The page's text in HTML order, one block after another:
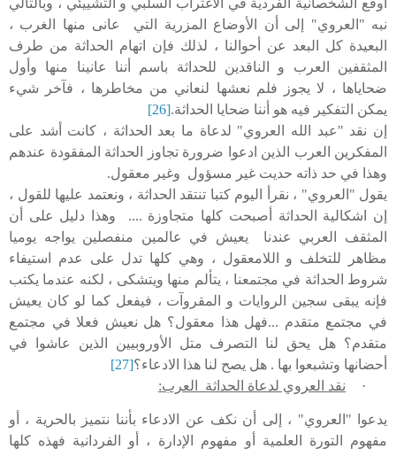
أوقع الشخصانية الفردية في الاغتراب السلبي و التشييئي ، وبالتالي
نبه "العروي" إلى أن الأوضاع المزرية التي عانى منها الغرب ،
البعيدة كل البعد عن أحوالنا ، لذلك فإن اتهام الحداثة من طرف
المثقفين العرب و الناقدين للحداثة باسم أننا عانينا منها وأول
ضحاياها ، لا يجوز فلم نعشها لنعاني من مخاطرها ، فآخر شيء
يمكن التفكير فيه هو أننا ضحايا الحداثة.[26]
إن نقد "عبد الله العروي" لدعاة ما بعد الحداثة ، كانت أشد على
المفكرين العرب الذين ادعوا ضرورة تجاوز الحداثة المفقودة عندهم
وهذا في حد ذاته حديت غير مسؤول وغير معقول.
يقول "العروي" ، نقرأ اليوم كتبا تنتقد الحداثة ، ونعتمد عليها للقول ،
إن اشكالية الحداثة أصبحت كلها متجاوزة .... وهذا دليل على أن
المثقف العربي عندنا يعيش في عالمين منفصلين يواجه يوميا
مظاهر للتخلف و اللامعقول ، وهي كلها تدل على عدم استيفاء
شروط الحداثة في مجتمعنا ، يتألم منها ويتشكى ، لكنه عندما يكتب
فإنه يبقى سجين الروايات و المقروآت ، فيفعل كما لو كان يعيش
في مجتمع متقدم ...فهل هذا معقول؟ هل نعيش فعلا في مجتمع
متقدم؟ هل يحق لنا التصرف متل الأوروبيين الذين عاشوا في
أحضانها وتشبعوا بها . هل يصح لنا هذا الادعاء؟[27]
·
نقد العروي لدعاة الحداثة العرب:
يدعوا "العروي" ، إلى أن نكف عن الادعاء بأننا نتميز بالحرية ، أو
مفهوم التورة العلمية أو مفهوم الإدارة ، أو الفردانية فهذه كلها